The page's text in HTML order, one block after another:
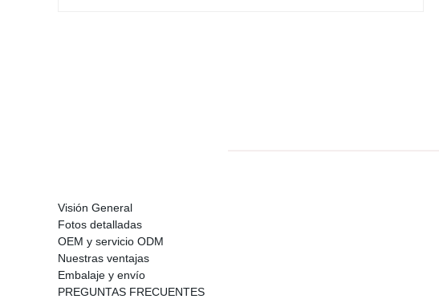
Visión General
Fotos detalladas
OEM y servicio ODM
Nuestras ventajas
Embalaje y envío
PREGUNTAS FRECUENTES